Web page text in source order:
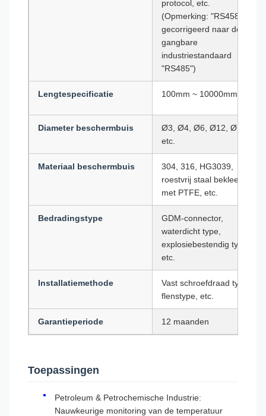
protocol, etc.
(Opmerking: "RS458"
gecorrigeerd naar de
gangbare
industriestandaard
"RS485")
Lengtespecificatie 100mm ~ 10000mm
Diameter beschermbuis
Ø3, Ø4, Ø6, Ø12, Ø16,
etc.
Materiaal beschermbuis
304, 316, HG3039,
roestvrij staal bekleed
met PTFE, etc.
Bedradingstype
GDM-connector,
waterdicht type,
explosiebestendig type,
etc.
Installatiemethode
Vast schroefdraad type,
flenstype, etc.
Garantieperiode 12 maanden
Toepassingen
Petroleum & Petrochemische Industrie:
Nauwkeurige monitoring van de temperatuur